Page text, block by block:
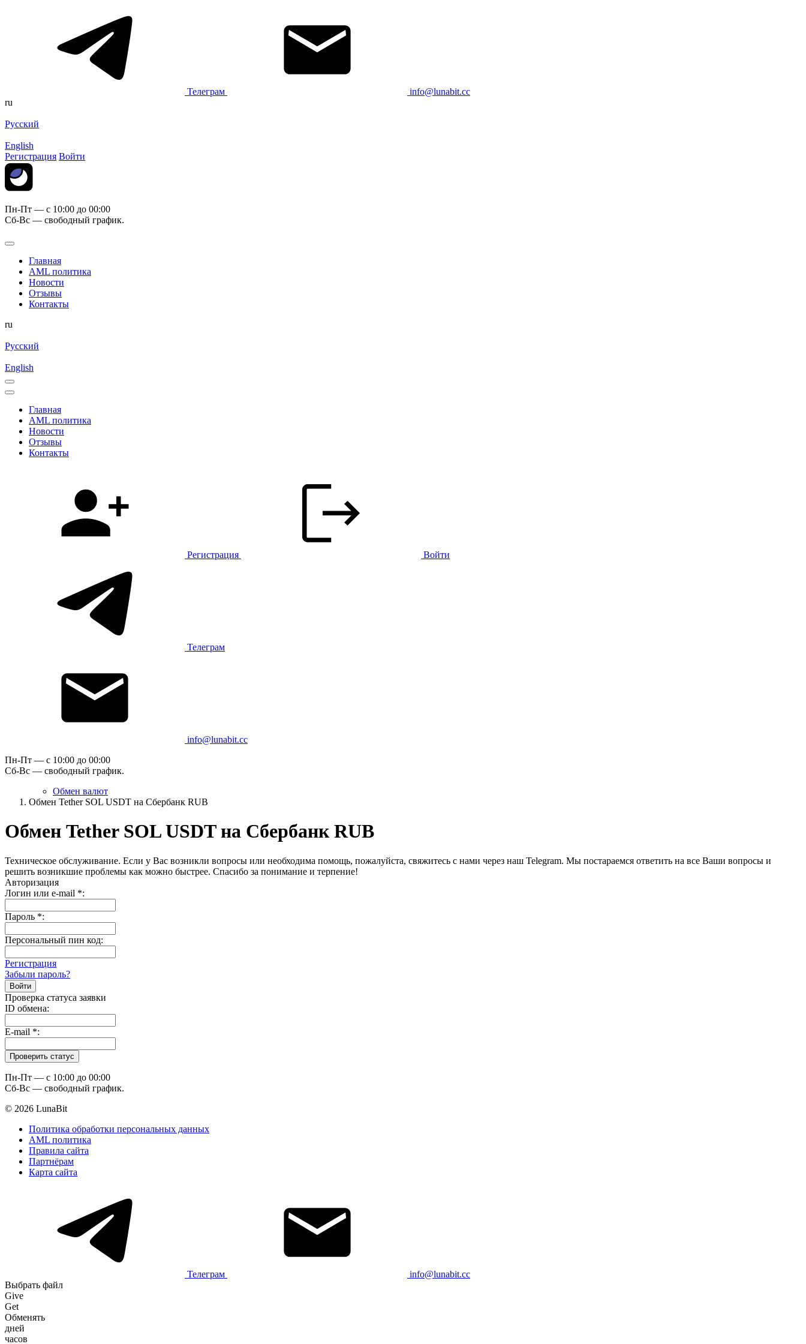
Телеграм
info@lunabit.cc
ru
Русский
English
Регистрация Войти
Пн-Пт — c 10:00 до 00:00
Сб-Вс — свободный график.
Главная
AML политика
Новости
Отзывы
Контакты
ru
Русский
English
Главная
AML политика
Новости
Отзывы
Контакты
Регистрация Войти
Телеграм
info@lunabit.cc
Пн-Пт — c 10:00 до 00:00
Сб-Вс — свободный график.
Обмен валют
Обмен Tether SOL USDT на Сбербанк RUB
Обмен Tether SOL USDT на Сбербанк RUB
Техническое обслуживание. Если у Вас возникли вопросы или необходима помощь, пожалуйста, свяжитесь с нами через наш Telegram. Мы постараемся ответить на все Ваши вопросы и
решить возникшие проблемы как можно быстрее. Спасибо за понимание и терпение!
Авторизация
Логин или e-mail *:
Пароль *:
Персональный пин код:
Регистрация
Забыли пароль?
Проверка статуса заявки
ID обмена:
E-mail *:
Пн-Пт — c 10:00 до 00:00
Сб-Вс — свободный график.
© 2026 LunaBit
Политика обработки персональных данных
AML политика
Правила сайта
Партнёрам
Карта сайта
Телеграм
info@lunabit.cc
Выбрать файл
Give
Get
Обменять
дней
часов